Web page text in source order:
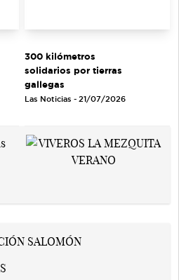
300 kilómetros
solidarios por tierras
gallegas
Las Noticias - 21/07/2026